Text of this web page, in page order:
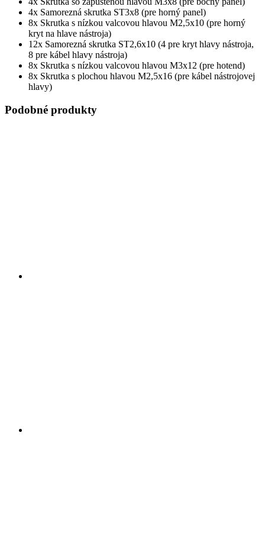
4x Samorezná skrutka ST3x8 (pre horný panel)
8x Skrutka s nízkou valcovou hlavou M2,5x10 (pre horný
kryt na hlave nástroja)
12x Samorezná skrutka ST2,6x10 (4 pre kryt hlavy nástroja,
8 pre kábel hlavy nástroja)
8x Skrutka s nízkou valcovou hlavou M3x12 (pre hotend)
8x Skrutka s plochou hlavou M2,5x16 (pre kábel nástrojovej
hlavy)
Podobné produkty